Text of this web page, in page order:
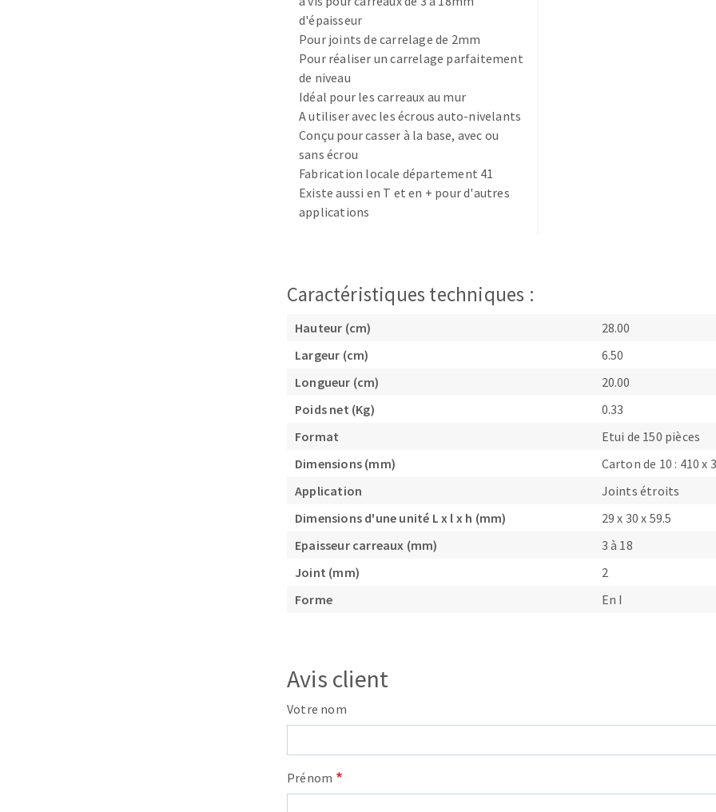
TRAITEMENT DE SURFACE
Disques à lamelles
Disque intissé
Disques fibre
Roues à lamelles
Meules de tourets
Bandes sans fin
Rouleaux d'atelier
d'épaisseur
Pour joints de carrelage de 2mm
Pour réaliser un carrelage parfaitement
de niveau
Idéal pour les carreaux au mur
A utiliser avec les écrous auto-nivelants
Conçu pour casser à la base, avec ou
sans écrou
Fabrication locale département 41
Existe aussi en T et en + pour d'autres
applications
Caractéristiques techniques :
Hauteur (cm)
28.00
Largeur (cm)
6.50
Longueur (cm)
20.00
Poids net (Kg)
0.33
Format
Etui de 150 pièces
Dimensions (mm)
Carton de 10 : 410 x
Application
Joints étroits
Dimensions d'une unité L x l x h (mm)
29 x 30 x 59.5
Epaisseur carreaux (mm)
3 à 18
Joint (mm)
2
Forme
En I
Avis client
Votre nom
Prénom